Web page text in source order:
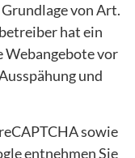
von Art.
hat ein
Webangebote vor
und
sowie
entnehmen Sie